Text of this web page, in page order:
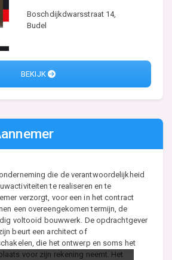
Boschdijkdwarsstraat 14,
Budel
BEKIJK
die de verantwoordelijkheid
te realiseren en te
verzorgt, voor een in het contract
een overeengekomen termijn, de
voltooid bouwwerk. De opdrachtgever
beurt een architect of
die het ontwerp en soms het
voor zijn rekening neemt. Het